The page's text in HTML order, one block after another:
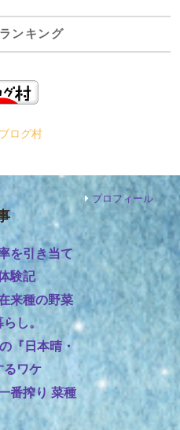
ンキング
ログ村
を引き当て
験記
来種の野菜
らし。
『日本晴・
るワケ
番搾り 菜種
プロフィール